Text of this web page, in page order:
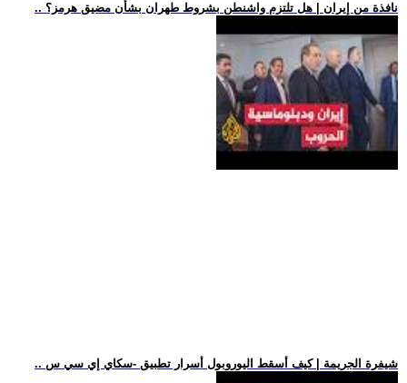
.. نافذة من إيران | هل تلتزم واشنطن بشروط طهران بشأن مضيق هرمز؟
.. شيفرة الجريمة | كيف أسقط اليوروبول أسرار تطبيق -سكاي إي سي س